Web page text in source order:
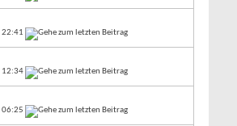
22:41
12:34
06:25